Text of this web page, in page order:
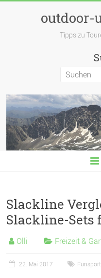
outdoor-
Tipps zu
Slackline
Slackline-Sets
Olli Freizeit &
22. Mai 2017 Funsport